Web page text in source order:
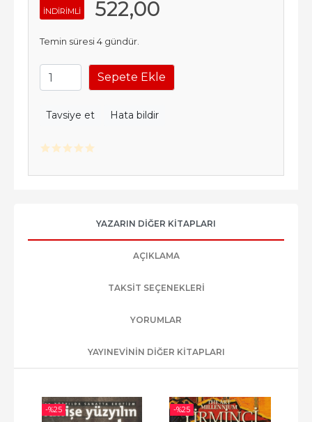
INDIRIMLI 522,00
Temin süresi 4 gündür.
Sepete Ekle
Tavsiye et Hata bildir
YAZARIN DIĞER KITAPLARI
AÇIKLAMA
TAKSIT SEÇENEKLERI
YORUMLAR
YAYINEVININ DIĞER KITAPLARI
-%25 -%25